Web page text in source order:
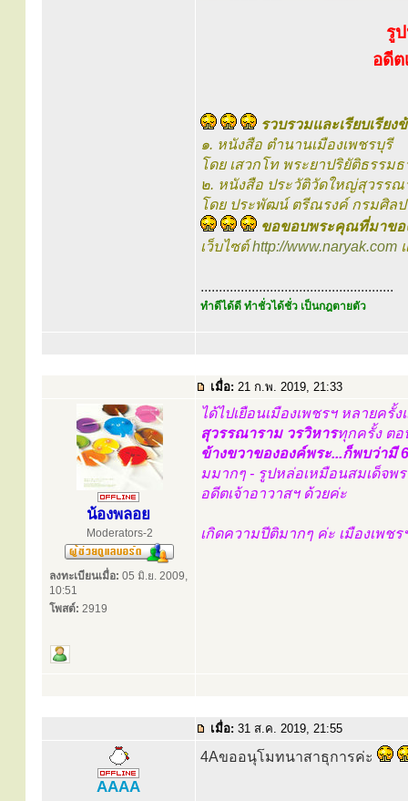
รู
อดี
รวบรวมและเรียบเรีย
๑. หนังสือ ตำนานเมืองเพชรบุรี
โดย เสวกโท พระยาปริยัติธรรม
๒. หนังสือ ประวัติวัดใหญ่สุวรรณ
โดย ประพัฒน์ ตรีณรงค์ กรมศิลป
ขอขอบพระคุณที่มาขอ
เว็บไซต์http://www.naryak.com
.....................................................
ทำดีได้ดี ทำชั่วได้ชั่ว เป็นกฎตายตัว
เมื่อ: 21 ก.พ. 2019, 21:33
น้องพลอย
Moderators-2
ลงทะเบียนเมื่อ: 05 มิ.ย. 2009,
10:51
โพสต์: 2919
ได้ไปเยือนเมืองเพชรฯ หลายครั้
สุวรรณาราม วรวิหารทุกครั้ง ตอ
ข้างขวาขององค์พระ...ก็พบว่ามี
มมากๆ - รูปหล่อเหมือนสมเด็จพ
อดีตเจ้าอาวาสฯ ด้วยค่ะ
เกิดความปีติมากๆ ค่ะ เมืองเพช
เมื่อ: 31 ส.ค. 2019, 21:55
AAAA
4Aขออนุโมทนาสาธุการค่ะ